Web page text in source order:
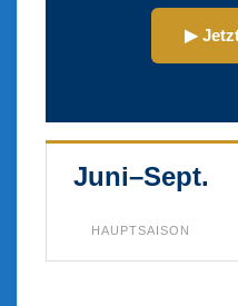
▶
Juni–Sept.
HAUPTSAISON